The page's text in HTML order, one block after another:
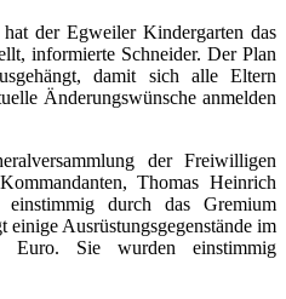
der Egweiler Kindergarten das
informierte Schneider. Der Plan
damit sich alle Eltern
Änderungswünsche anmelden
der Freiwilligen
Thomas Heinrich
durch das Gremium
Ausrüstungsgegenstände im
Euro. Sie wurden einstimmig